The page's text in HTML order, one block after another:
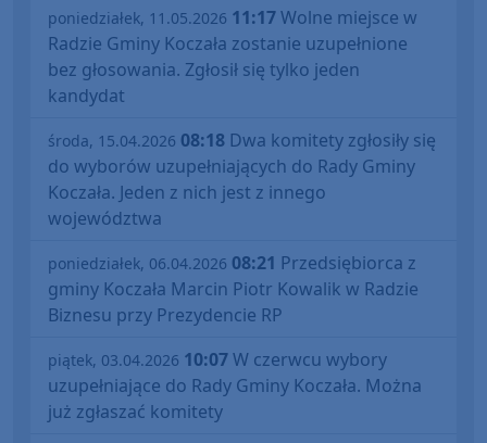
poniedziałek, 11.05.2026 11:17Wolne miejsce w
Radzie Gminy Koczała zostanie uzupełnione
bez głosowania. Zgłosił się tylko jeden
kandydat
środa, 15.04.2026 08:18 Dwa komitety zgłosiły się
do wyborów uzupełniających do Rady Gminy
Koczała. Jeden z nich jest z innego
województwa
poniedziałek, 06.04.2026 08:21 Przedsiębiorca z
gminy Koczała Marcin Piotr Kowalik w Radzie
Biznesu przy Prezydencie RP
piątek, 03.04.2026 10:07W czerwcu wybory
uzupełniające do Rady Gminy Koczała. Można
już zgłaszać komitety